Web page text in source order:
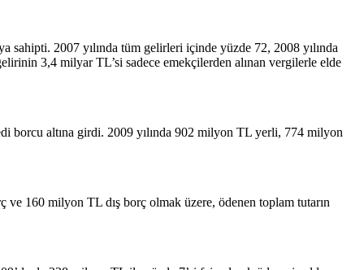
2007 yılında tüm gelirleri içinde yüzde 72, 2008 yılında
3,4 milyar TL’si sadece emekçilerden alınan vergilerle elde
borcu altına girdi. 2009 yılında 902 milyon TL yerli, 774 milyon
160 milyon TL dış borç olmak üzere, ödenen toplam tutarın